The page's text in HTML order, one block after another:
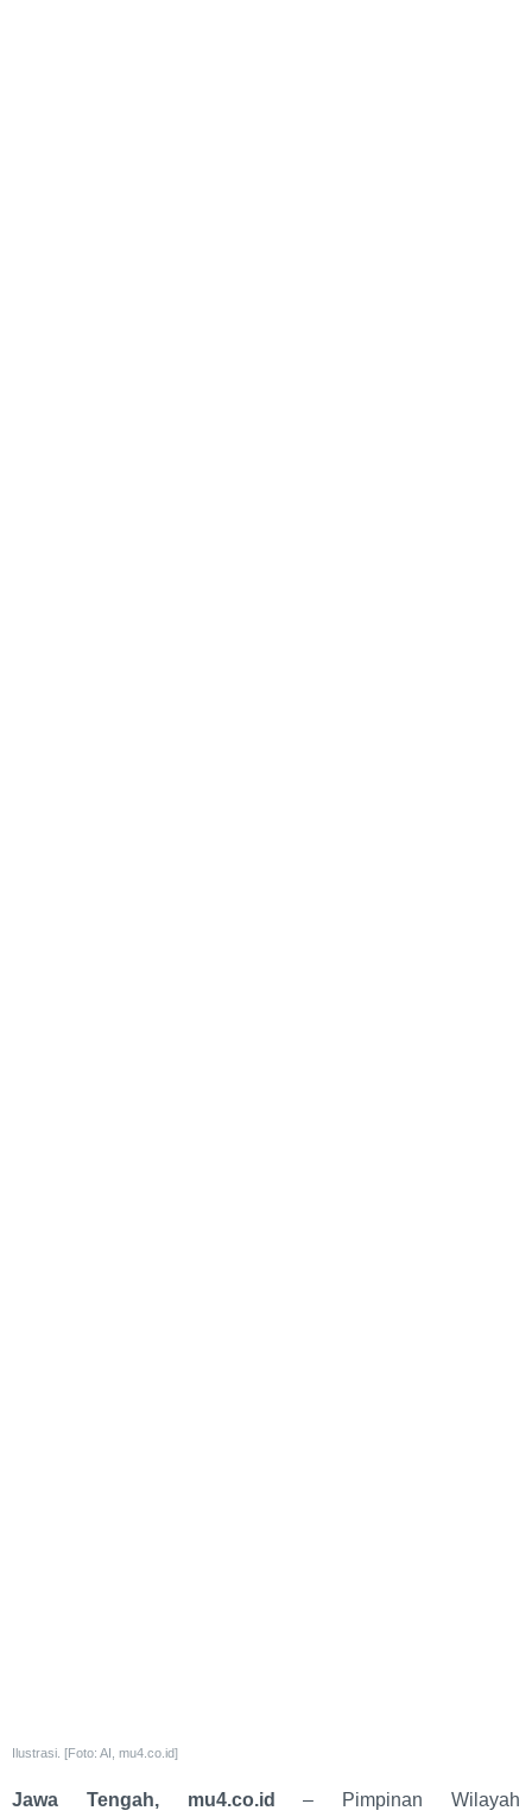
Ilustrasi. [Foto: AI, mu4.co.id]
Jawa Tengah, mu4.co.id
– Pimpinan Wilayah